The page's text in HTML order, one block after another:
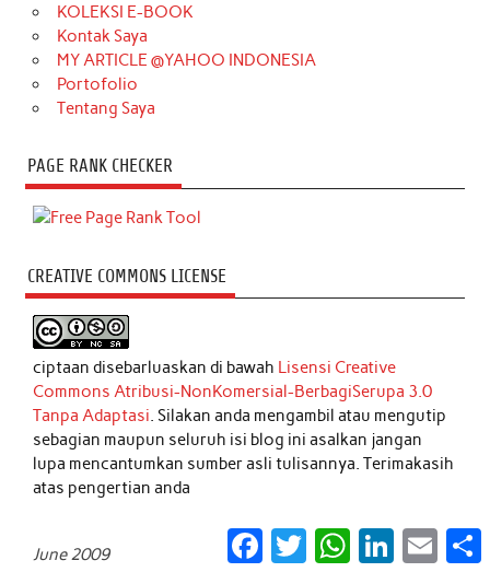
KOLEKSI E-BOOK
Kontak Saya
MY ARTICLE @YAHOO INDONESIA
Portofolio
Tentang Saya
PAGE RANK CHECKER
CREATIVE COMMONS LICENSE
ciptaan disebarluaskan di bawah Lisensi Creative
Commons Atribusi-NonKomersial-BerbagiSerupa 3.0
Tanpa Adaptasi. Silakan anda mengambil atau mengutip
sebagian maupun seluruh isi blog ini asalkan jangan
lupa mencantumkan sumber asli tulisannya. Terimakasih
atas pengertian anda
June 2009
Facebook
Twitter WhatsApp
LinkedInEmail